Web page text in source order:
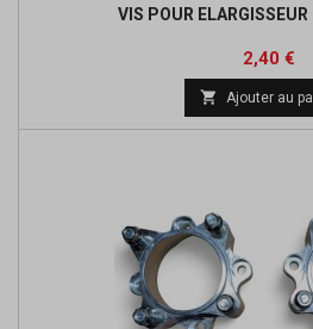
VIS POUR ELARGISSEUR
Prix
2,40 €Prix
 Ajouter au